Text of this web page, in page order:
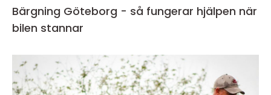
Bärgning Göteborg - så fungerar hjälpen när
bilen stannar